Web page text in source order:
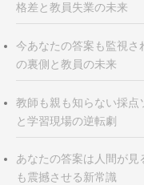
格差と教員失業の未来
今あなたの答案も監視さ
の裏側と教員の未来
教師も親も知らない採点
と学習現場の逆転劇
あなたの答案は人間が
も震撼させる新常識